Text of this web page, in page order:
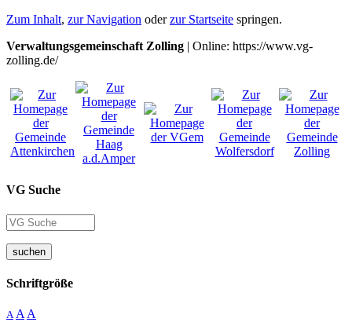
Zum Inhalt, zur Navigation oderzur Startseite springen.
Verwaltungsgemeinschaft Zolling | Online: https://www.vg-
zolling.de/
VG Suche
suchen
Schriftgröße
A A A